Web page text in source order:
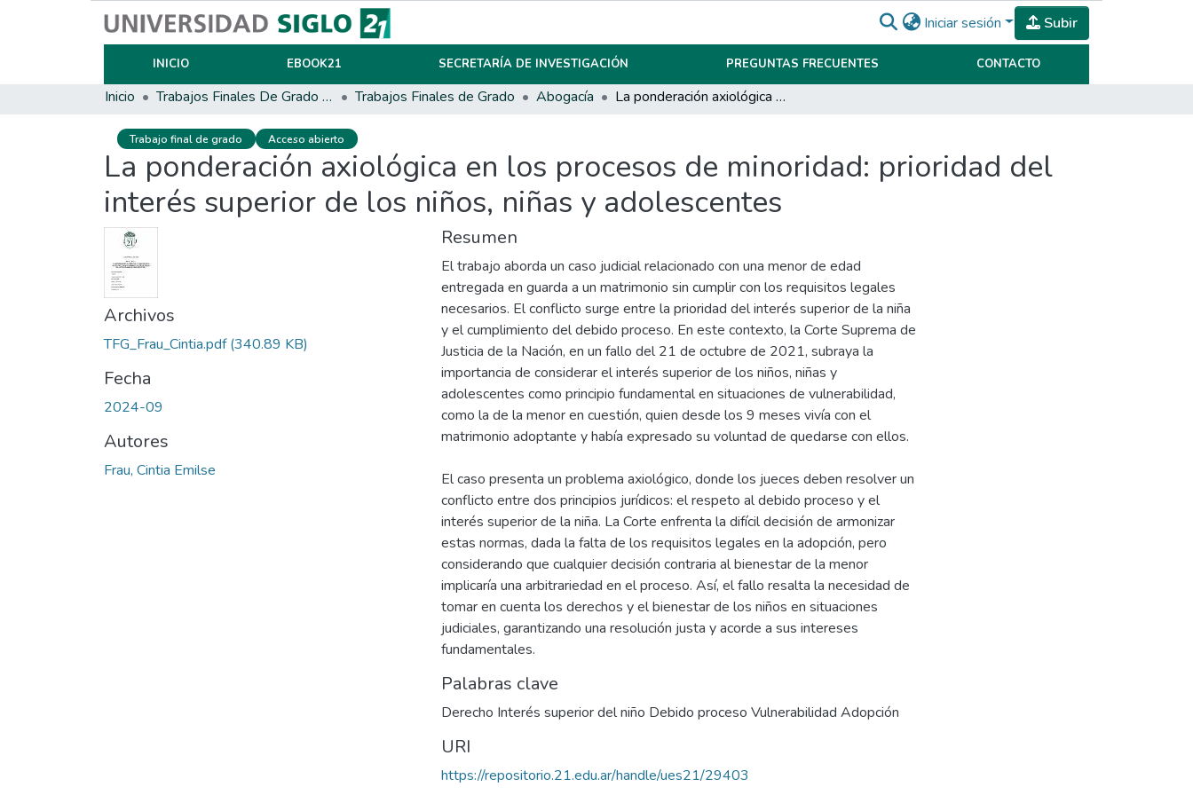
Iniciar sesión Subir
INICIO EBOOK21 SECRETARÍA DE INVESTIGACIÓN PREGUNTAS FRECUENTES CONTACTO
Inicio Trabajos Finales De Grado Y Posgrado Trabajos Finales de Grado Abogacía La ponderación axiológica en los procesos de minoridad: prioridad del interés superior de los niños, niñas y adolescentes
Trabajo final de grado Acceso abierto
La ponderación axiológica en los procesos de minoridad: prioridad del
interés superior de los niños, niñas y adolescentes
Archivos
TFG_Frau_Cintia.pdf(340.89 KB)
Fecha
2024-09
Autores
Frau, Cintia Emilse
Resumen
El trabajo aborda un caso judicial relacionado con una menor de edad
entregada en guarda a un matrimonio sin cumplir con los requisitos legales
necesarios. El conflicto surge entre la prioridad del interés superior de la niña
y el cumplimiento del debido proceso. En este contexto, la Corte Suprema de
Justicia de la Nación, en un fallo del 21 de octubre de 2021, subraya la
importancia de considerar el interés superior de los niños, niñas y
adolescentes como principio fundamental en situaciones de vulnerabilidad,
como la de la menor en cuestión, quien desde los 9 meses vivía con el
matrimonio adoptante y había expresado su voluntad de quedarse con ellos.
El caso presenta un problema axiológico, donde los jueces deben resolver un
conflicto entre dos principios jurídicos: el respeto al debido proceso y el
interés superior de la niña. La Corte enfrenta la difícil decisión de armonizar
estas normas, dada la falta de los requisitos legales en la adopción, pero
considerando que cualquier decisión contraria al bienestar de la menor
implicaría una arbitrariedad en el proceso. Así, el fallo resalta la necesidad de
tomar en cuenta los derechos y el bienestar de los niños en situaciones
judiciales, garantizando una resolución justa y acorde a sus intereses
fundamentales.
Palabras clave
Derecho Interés superior del niño Debido proceso Vulnerabilidad Adopción
URI
https://repositorio.21.edu.ar/handle/ues21/29403